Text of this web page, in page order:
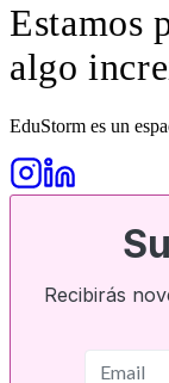
Estamos
algo
EduStorm es un
Recibirás